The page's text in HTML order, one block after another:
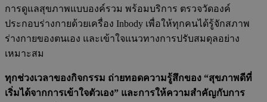
การดูแลสุขภาพแบบองค์รวม พร้อมบริการ ตรวจวัดองค์
ประกอบร่างกายด้วยเครื่อง Inbody เพื่อให้ทุกคนได้รู้จักสภาพ
ร่างกายของตนเอง และเข้าใจแนวทางการปรับสมดุลอย่าง
เหมาะสม
ทุกช่วงเวลาของกิจกรรม ถ่ายทอดความรู้สึกของ “สุขภาพดีที่
เริ่มได้จากการเข้าใจตัวเอง” และการให้ความสำคัญกับการ